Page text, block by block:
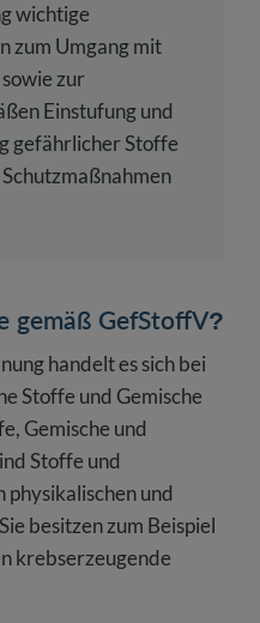
wichtige
zum Umgang mit
zur
Einstufung und
gefährlicher Stoffe
gemäß GefStoffV?
handelt es sich bei
Stoffe und Gemische
Gemische und
Stoffe und
physikalischen und
besitzen zum Beispiel
krebserzeugende